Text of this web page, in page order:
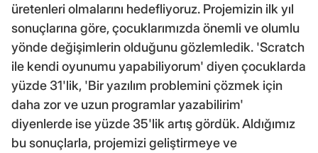
üretenleri olmalarını hedefliyoruz. Projemizin ilk yıl
sonuçlarına göre, çocuklarımızda önemli ve olumlu
yönde değişimlerin olduğunu gözlemledik. 'Scratch
ile kendi oyunumu yapabiliyorum' diyen çocuklarda
yüzde 31'lik, 'Bir yazılım problemini çözmek için
daha zor ve uzun programlar yazabilirim'
diyenlerde ise yüzde 35'lik artış gördük. Aldığımız
bu sonuçlarla, projemizi geliştirmeye ve